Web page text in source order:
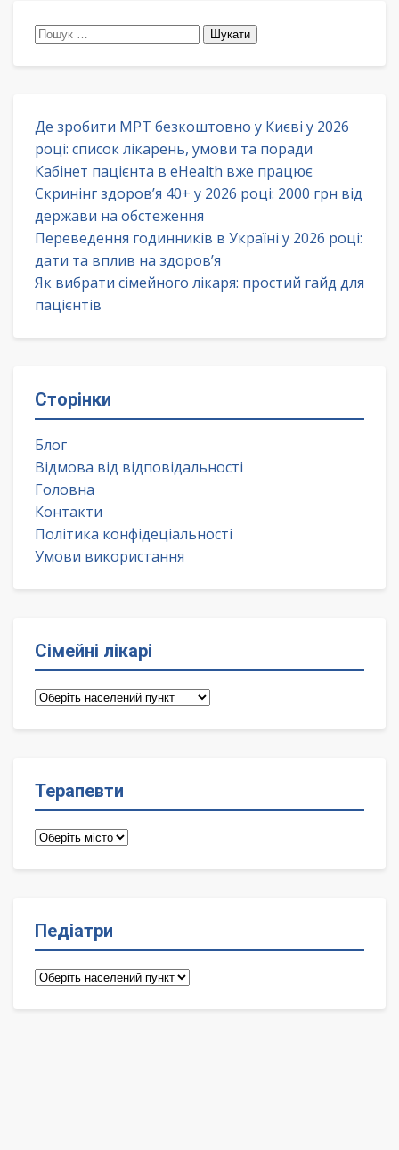
Пошук:
Де зробити МРТ безкоштовно у Києві у 2026
році: список лікарень, умови та поради
Кабінет пацієнта в eHealth вже працює
Скринінг здоров’я 40+ у 2026 році: 2000 грн від
держави на обстеження
Переведення годинників в Україні у 2026 році:
дати та вплив на здоров’я
Як вибрати сімейного лікаря: простий гайд для
пацієнтів
Сторінки
Блог
Відмова від відповідальності
Головна
Контакти
Політика конфідеціальності
Умови використання
Сімейні лікарі
Сімейні
Терапевти
Терапевти
Педіатри
Педіатри